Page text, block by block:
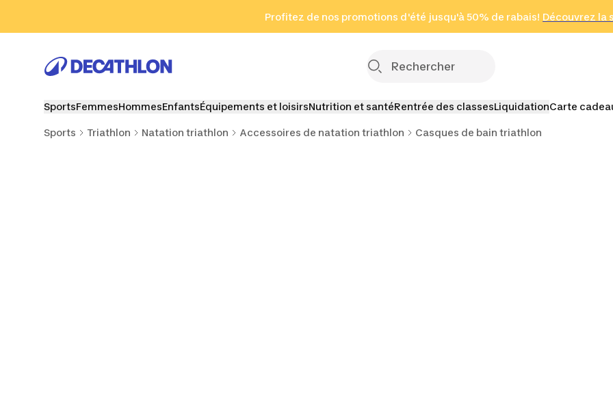
Aller au pied de page
Profitez de nos promotions d'été jusqu'à 50% de rabais! Découvrez la
Cliquez ici
en seulement 2
(Zones sélectionnées)
SportsFemmesHommesEnfantsÉquipements et loisirsNutrition et santéRentrée des classesLiquidationCarte
Sports Triathlon Natation triathlon Accessoires de natation triathlon Casques de bain triathlon